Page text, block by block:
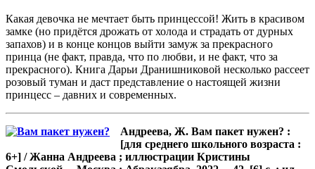
Какая девочка не мечтает быть принцессой! Жить в красивом
замке (но придётся дрожать от холода и страдать от дурных
запахов) и в конце концов выйти замуж за прекрасного
принца (не факт, правда, что по любви, и не факт, что за
прекрасного). Книга Дарьи Дранишниковой несколько рассеет
розовый туман и даст представление о настоящей жизни
принцесс – давних и современных.
Андреева, Ж. Вам пакет нужен? :
[для среднего школьного возраста :
6+] / Жанна Андреева ; иллюстрации Кристины